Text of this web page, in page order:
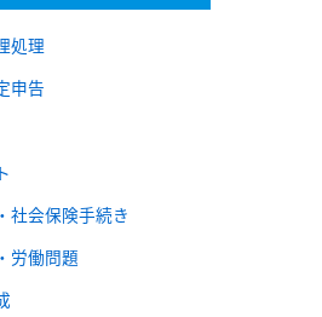
処理
申告
社会保険手続き
労働問題